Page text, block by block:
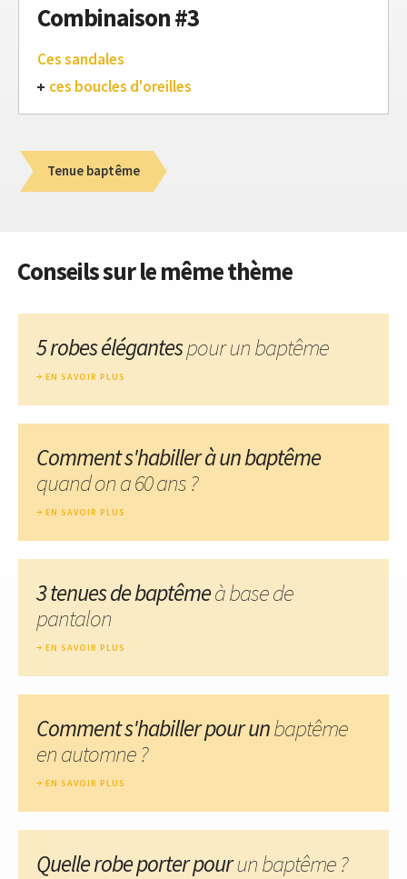
Combinaison #3
Ces sandales
ces boucles d'oreilles
Tenue baptême
Conseils sur le même thème
5 robes élégantespour un baptême
EN SAVOIR PLUS
Comment s'habiller à un baptême
quand on a 60 ans ?
EN SAVOIR PLUS
3 tenues de baptêmeà base de
pantalon
EN SAVOIR PLUS
Comment s'habiller pour unbaptême
en automne ?
EN SAVOIR PLUS
Quelle robe porter pourun baptême ?